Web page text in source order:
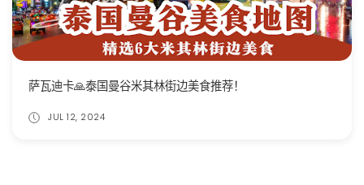
萨瓦迪卡🙏泰国曼谷米其林街边美食推荐！
JUL 12, 2024